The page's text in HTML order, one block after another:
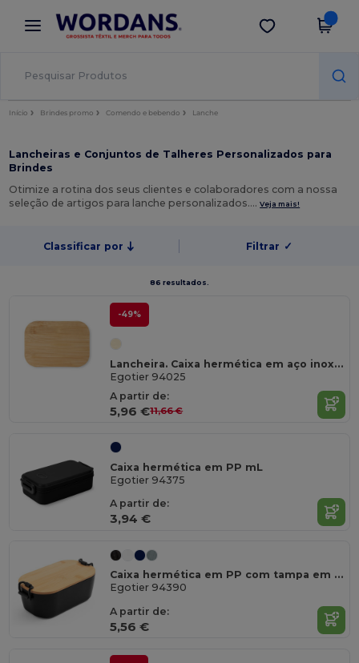
× App Wordans
Melhores preços na app!
Obter app
Início Brindes promo Comendo e bebendo Lanche
Lancheiras e Conjuntos de Talheres Personalizados para
Brindes
Otimize a rotina dos seus clientes e colaboradores com a nossa
seleção de artigos para lanche personalizados.…Veja mais!
Classificar por Filtrar ✓
86 resultados.
-49%
Lancheira. Caixa hermética em aço inoxidável e tampa em bambu 800 mL
Egotier 94025
A partir de:
5,96 €11,66 €
Caixa hermética em PP mL
Egotier 94375
A partir de:
3,94 €
Caixa hermética em PP com tampa em bambu
Egotier 94390
A partir de:
5,56 €